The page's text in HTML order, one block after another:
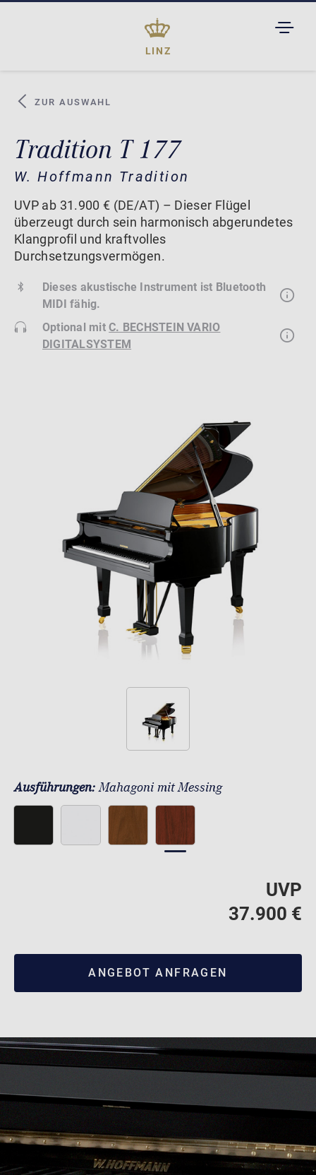
LINZ
ZUR AUSWAHL
Tradition T 177
W. Hoffmann Tradition
UVP ab 31.900 € (DE/AT) – Dieser Flügel
überzeugt durch sein harmonisch abgerundetes
Klangprofil und kraftvolles
Durchsetzungsvermögen.
Dieses akustische Instrument ist Bluetooth
MIDI fähig.
Optional mitC. BECHSTEIN VARIO
DIGITALSYSTEM
Ausführungen:Mahagoni mit Messing
UVP
37.900 €
ANGEBOT ANFRAGEN